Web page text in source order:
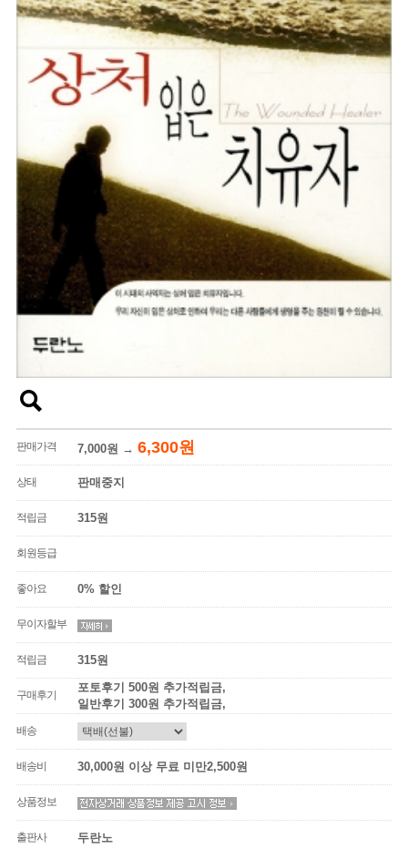
판매가격 7,000원 → 6,300원
상태 판매중지
적립금 315원
회원등급
좋아요 0% 할인
무이자할부
적립금 315원
구매후기
포토후기 500원 추가적립금,
일반후기 300원 추가적립금,
배송
배송비 30,000원 이상 무료 미만2,500원
상품정보
출판사 두란노